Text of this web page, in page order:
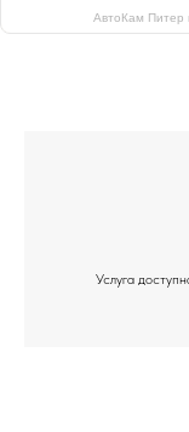
АвтоКам Питер
Услуга